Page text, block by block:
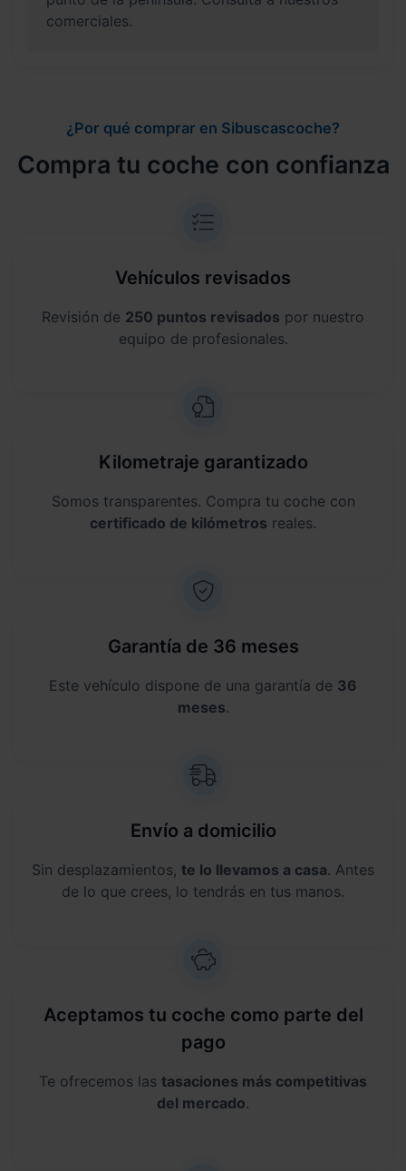
comerciales.
¿Por qué comprar en Sibuscascoche?
Compra tu coche con confianza
Vehículos revisados
Revisión de 250 puntos revisados por nuestro
equipo de profesionales.
Kilometraje garantizado
Somos transparentes. Compra tu coche con
certificado de kilómetros reales.
Garantía de 36 meses
Este vehículo dispone de una garantía de 36
meses.
Envío a domicilio
Sin desplazamientos, te lo llevamos a casa. Antes
de lo que crees, lo tendrás en tus manos.
Aceptamos tu coche como parte del
pago
Te ofrecemos las tasaciones más competitivas
del mercado.